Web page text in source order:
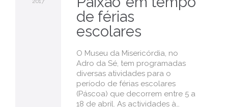
de férias
escolares
O Museu da Misericórdia, no
Adro da Sé, tem programadas
diversas atividades para o
período de férias escolares
(Páscoa) que decorrem entre 5 a
18 de abril. As actividades à…